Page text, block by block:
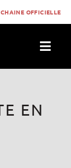
CHAINE OFFICIELLE
EN